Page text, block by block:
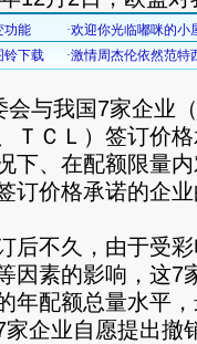
会与我国7家企业
ＴＣＬ）签订价
下、在配额限量
订价格承诺的企
不久，由于受彩
因素的影响，这7
年配额总量水平
企业自愿提出撤